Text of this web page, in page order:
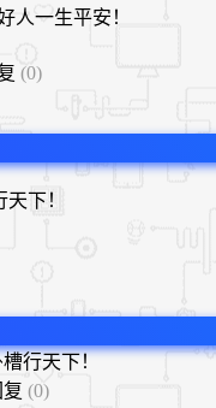
人一生平安！
(0)
下！
行天下！
复 (0)